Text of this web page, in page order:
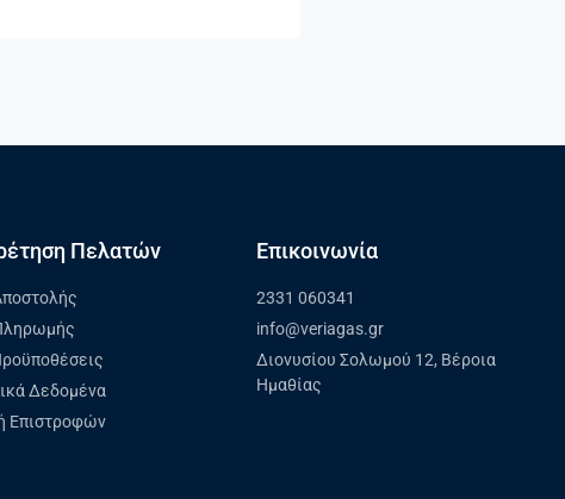
Πελατών
Δεδομένα
Επιστροφών
Επικοινωνία
2331 060341
info@veriagas.gr
Διονυσίου Σολωμού 12, Βέροια
Ημαθίας